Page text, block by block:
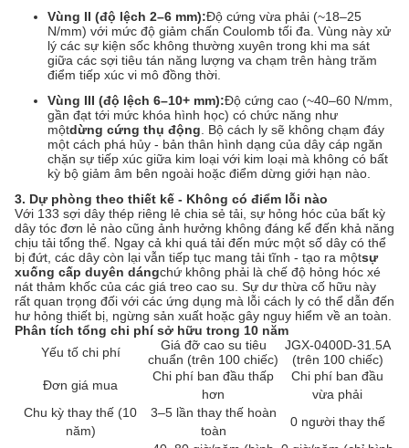
Vùng II (độ lệch 2–6 mm):Độ cứng vừa phải (~18–25
N/mm) với mức độ giảm chấn Coulomb tối đa. Vùng này xử
lý các sự kiện sốc không thường xuyên trong khi ma sát
giữa các sợi tiêu tán năng lượng va chạm trên hàng trăm
điểm tiếp xúc vi mô đồng thời.
Vùng III (độ lệch 6–10+ mm):Độ cứng cao (~40–60 N/mm,
gần đạt tới mức khóa hình học) có chức năng như
mộtdừng cứng thụ động . Bộ cách ly sẽ không chạm đáy
một cách phá hủy - bản thân hình dạng của dây cáp ngăn
chặn sự tiếp xúc giữa kim loại với kim loại mà không có bất
kỳ bộ giảm âm bên ngoài hoặc điểm dừng giới hạn nào.
3. Dự phòng theo thiết kế - Không có điểm lỗi nào
Với 133 sợi dây thép riêng lẻ chia sẻ tải, sự hỏng hóc của bất kỳ
dây tóc đơn lẻ nào cũng ảnh hưởng không đáng kể đến khả năng
chịu tải tổng thể. Ngay cả khi quá tải đến mức một số dây có thể
bị đứt, các dây còn lại vẫn tiếp tục mang tải tĩnh - tạo ra mộtsự
xuống cấp duyên dángchứ không phải là chế độ hỏng hóc xé
nát thảm khốc của các giá treo cao su. Sự dư thừa cố hữu này
rất quan trọng đối với các ứng dụng mà lỗi cách ly có thể dẫn đến
hư hỏng thiết bị, ngừng sản xuất hoặc gây nguy hiểm về an toàn.
Phân tích tổng chi phí sở hữu trong 10 năm
Yếu tố chi phí
Giá đỡ cao su tiêu
chuẩn (trên 100 chiếc)
JGX-0400D-31.5A
(trên 100 chiếc)
Đơn giá mua
Chi phí ban đầu thấp
hơn
Chi phí ban đầu
vừa phải
Chu kỳ thay thế (10
năm)
3–5 lần thay thế hoàn
toàn
0 người thay thế